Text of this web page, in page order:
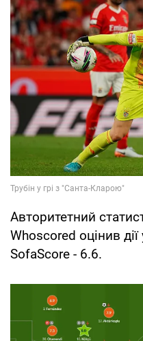
Авторитетний
Whoscored оцінив
SofaScore - 6.6.